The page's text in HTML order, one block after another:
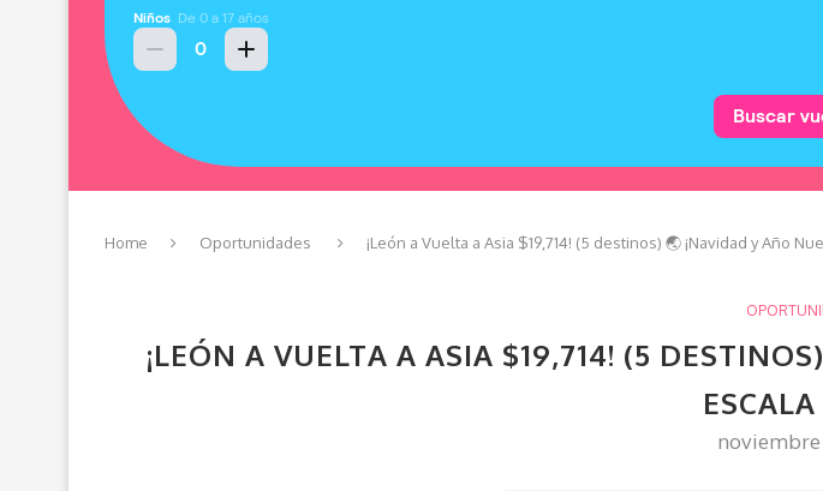
Home Oportunidades ¡León a Vuelta a Asia $19,714! (5 destinos) 🌏 ¡Navidad y Año
¡LEÓN A VUELTA A ASIA $19,714! (5 DESTINOS)
noviembre